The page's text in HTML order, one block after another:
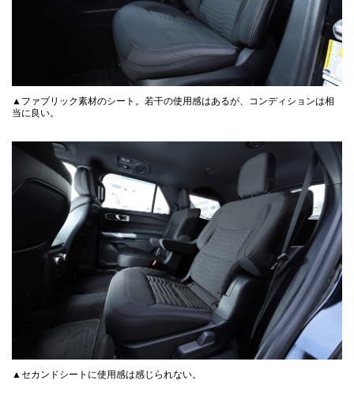
▲ファブリック素材のシート。若干の使用感はあるが、コンディションは相
当に良い。
▲セカンドシートに使用感は感じられない。